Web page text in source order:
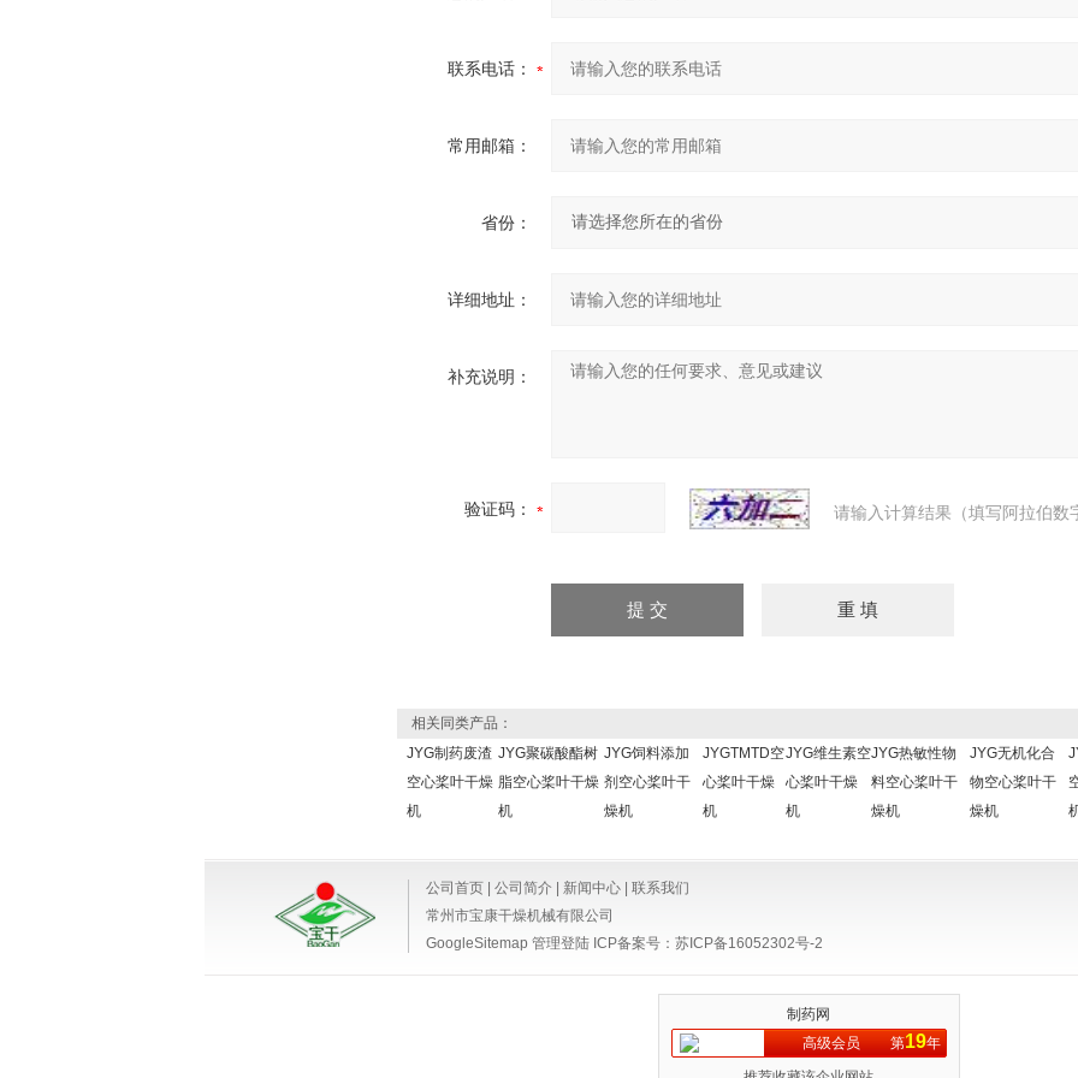
联系电话：
常用邮箱：
省份：
详细地址：
补充说明：
验证码： 请输入计算结果（填写阿拉伯数
相关同类产品：
JYG制药废渣
空心桨叶干燥
机
JYG聚碳酸酯树
脂空心桨叶干燥
机
JYG饲料添加
剂空心桨叶干
燥机
JYGTMTD空
心桨叶干燥
机
JYG维生素空
心桨叶干燥
机
JYG热敏性物
料空心桨叶干
燥机
JYG无机化合
物空心桨叶干
燥机
公司首页 公司简介 新闻中心
联系我们
常州市宝康干燥机械有限公司
GoogleSitemap 管理登陆 ICP备案号： 苏ICP备16052302号-2
制药网
高级会员
第19年